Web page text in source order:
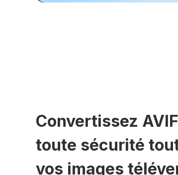
Convertissez
toute sécurité
vos images